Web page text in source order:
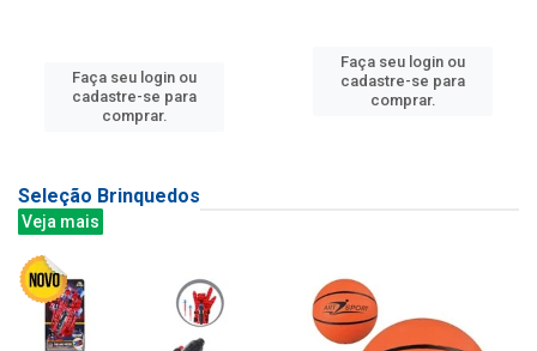
Faça seu login ou
cadastre-se para
comprar.
Faça seu login ou
cadastre-se para
comprar.
Seleção Brinquedos
Veja mais